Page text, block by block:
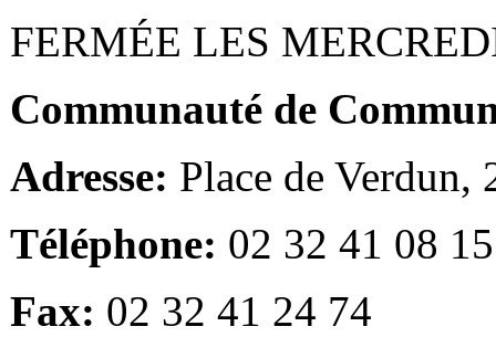
FERMÉE LES
Communauté de
Adresse: Place de Verdun,
Téléphone: 02 32 41 08 15
Fax: 02 32 41 24 74